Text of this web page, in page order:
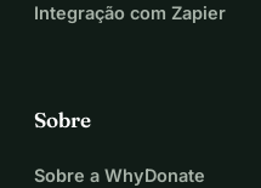
Integração com Zapier
Sobre
Sobre a WhyDonate